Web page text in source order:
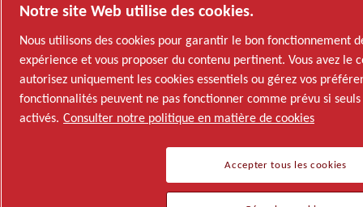
Notre site Web utilise des cookies.
Nous utilisons des cookies pour garantir le bon fonctionnement
expérience et vous proposer du contenu pertinent. Vous avez le
autorisez uniquement les cookies essentiels ou gérez vos
fonctionnalités peuvent ne pas fonctionner comme prévu si
activés. Consulter notre politique en matière de cookies
Accepter tous les cookies